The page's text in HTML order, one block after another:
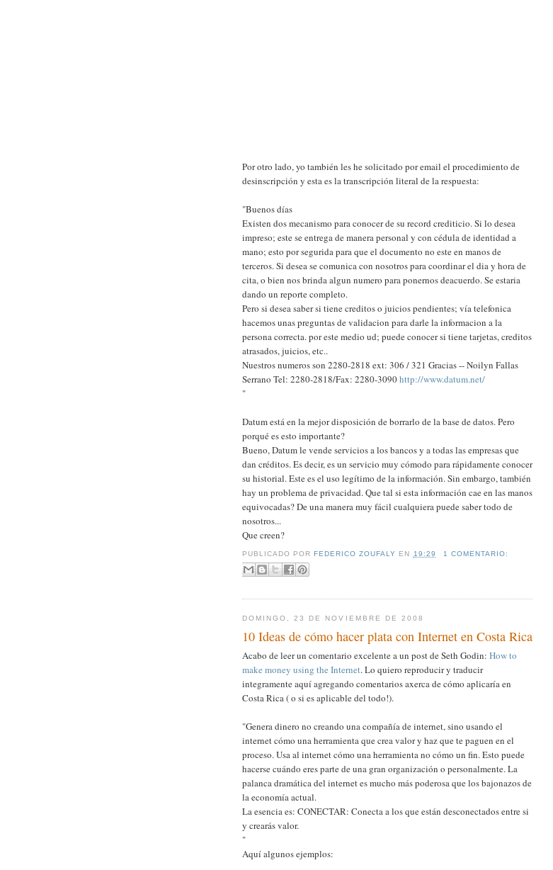
Por otro lado, yo también les he solicitado por email el procedimiento de
desinscripción y esta es la transcripción literal de la respuesta:
"Buenos días
Existen dos mecanismo para conocer de su record crediticio. Si lo desea
impreso; este se entrega de manera personal y con cédula de identidad a
mano; esto por segurida para que el documento no este en manos de
terceros. Si desea se comunica con nosotros para coordinar el dia y hora de
cita, o bien nos brinda algun numero para ponernos deacuerdo. Se estaria
dando un reporte completo.
Pero si desea saber si tiene creditos o juicios pendientes; vía telefonica
hacemos unas preguntas de validacion para darle la informacion a la
persona correcta. por este medio ud; puede conocer si tiene tarjetas, creditos
atrasados, juicios, etc..
Nuestros numeros son 2280-2818 ext: 306 / 321 Gracias -- Noilyn Fallas
Serrano Tel: 2280-2818/Fax: 2280-3090http://www.datum.net/
"
Datum está en la mejor disposición de borrarlo de la base de datos. Pero
porqué es esto importante?
Bueno, Datum le vende servicios a los bancos y a todas las empresas que
dan créditos. Es decir, es un servicio muy cómodo para rápidamente conocer
su historial. Este es el uso legítimo de la información. Sin embargo, también
hay un problema de privacidad. Que tal si esta información cae en las manos
equivocadas? De una manera muy fácil cualquiera puede saber todo de
nosotros...
Que creen?
PUBLICADO PORFEDERICO ZOUFALY EN 19:29 1 COMENTARIO:
DOMINGO, 23 DE NOVIEMBRE DE 2008
10 Ideas de cómo hacer plata con Internet en Costa Rica
Acabo de leer un comentario excelente a un post de Seth Godin: How to
make money using the Internet. Lo quiero reproducir y traducir
integramente aquí agregando comentarios axerca de cómo aplicaría en
Costa Rica ( o si es aplicable del todo!).
"Genera dinero no creando una compañía de internet, sino usando el
internet cómo una herramienta que crea valor y haz que te paguen en el
proceso. Usa al internet cómo una herramienta no cómo un fin. Esto puede
hacerse cuándo eres parte de una gran organización o personalmente. La
palanca dramática del internet es mucho más poderosa que los bajonazos de
la economía actual.
La esencia es: CONECTAR: Conecta a los que están desconectados entre si
y crearás valor.
"
Aquí algunos ejemplos: